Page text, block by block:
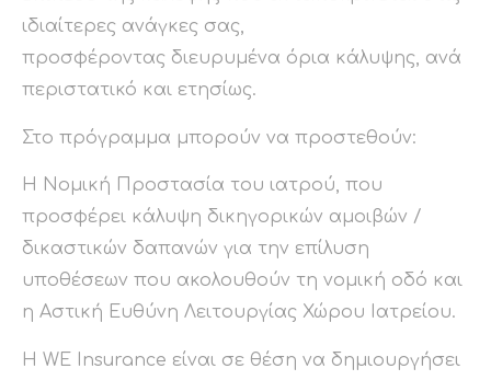
ιδιαίτερες ανάγκες σας,
προσφέροντας διευρυμένα όρια κάλυψης, ανά
περιστατικό και ετησίως.
Στο πρόγραμμα μπορούν να προστεθούν:
Η Νομική Προστασία του ιατρού, που
προσφέρει κάλυψη δικηγορικών αμοιβών /
δικαστικών δαπανών για την επίλυση
υποθέσεων που ακολουθούν τη νομική οδό και
η Αστική Ευθύνη Λειτουργίας Χώρου Ιατρείου.
Η WE Insurance είναι σε θέση να δημιουργήσει